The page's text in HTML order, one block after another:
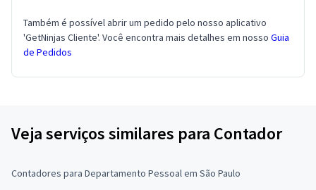
Também é possível abrir um pedido pelo nosso aplicativo
'GetNinjas Cliente'. Você encontra mais detalhes em nosso Guia
de Pedidos
Veja serviços similares para Contador
Contadores para Departamento Pessoal em São Paulo